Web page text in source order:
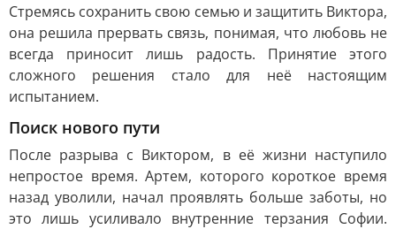
Стремясь сохранить свою семью и защитить Виктора,
она решила прервать связь, понимая, что любовь не
всегда приносит лишь радость. Принятие этого
сложного решения стало для неё настоящим
испытанием.
Поиск нового пути
После разрыва с Виктором, в её жизни наступило
непростое время. Артем, которого короткое время
назад уволили, начал проявлять больше заботы, но
это лишь усиливало внутренние терзания Софии.